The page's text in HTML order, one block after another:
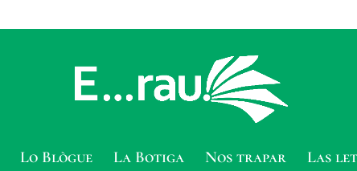
Lo Blògue La Botiga Nos trapar Las